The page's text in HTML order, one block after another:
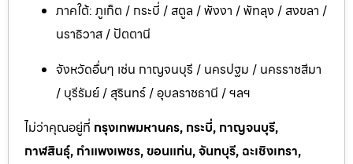
ภาคใต้: ภูเก็ต / กระบี่ / สตูล / พังงา / พัทลุง / สงขลา /
นราธิวาส / ปัตตานี
จังหวัดอื่นๆ เช่น กาญจนบุรี / นครปฐม / นครราชสีมา
/ บุรีรัมย์ / สุรินทร์ / อุบลราชธานี / ฯลฯ
ไม่ว่าคุณอยู่ที่ กรุงเทพมหานคร, กระบี่, กาญจนบุรี,
กาฬสินธุ์, กำแพงเพชร, ขอนแก่น, จันทบุรี, ฉะเชิงเทรา,